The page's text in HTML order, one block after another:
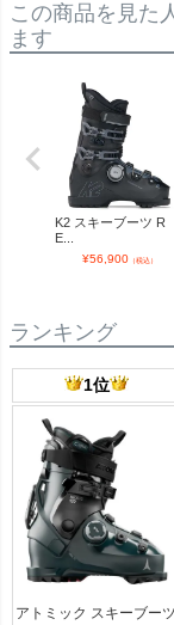
この商品を見た
ます
K2 スキーブーツ R
E...
¥56,900（税込）
ランキング
1位
アトミック スキーブーツ